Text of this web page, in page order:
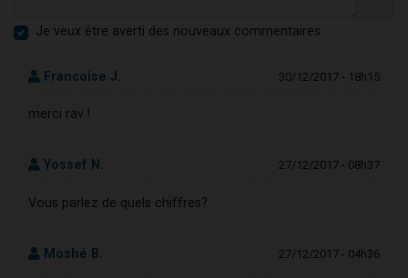
Je veux être averti des nouveaux commentaires
Francoise J. 30/12/2017 - 18h15
merci rav !
Yossef N. 27/12/2017 - 08h37
Vous parlez de quels chiffres?
Moshé B. 27/12/2017 - 04h36